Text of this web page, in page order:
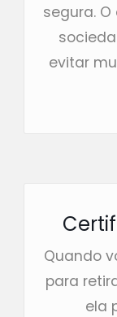
segura.
evitar
Quando
para
ela